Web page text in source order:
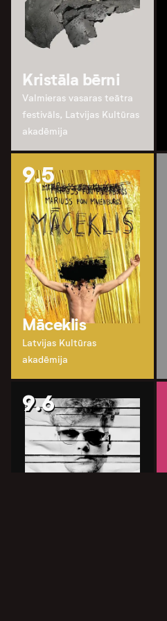
Kristāla bērni
Valmieras vasaras teātra
festivāls, Latvijas Kultūras
akadēmija
9.5
Māceklis
Latvijas Kultūras
akadēmija
9.6